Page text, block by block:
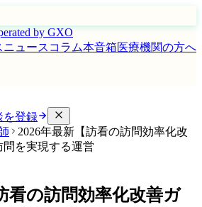
by GXO
ニュース コラム本音箱医療機関の方へ
を登録
2026年最新【訪看の訪問効率化改
を実現する運営
看の訪問効率化改善ガ